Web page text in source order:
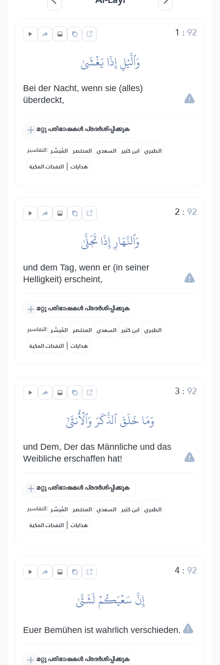
1 :92
وَٱلَّيۡلِ إِذَا يَغۡشَىٰ
Bei der Nacht, wenn sie (alles)
überdeckt,
മറ്റു പരിഭാഷകൾ പ്രദർശിപ്പിക്കുക
التفاسير: المُيسَّر المختصر السعدي ابن كثير الطبري
النفحات المكية | هدايات
2 :92
وَٱلنَّهَارِ إِذَا تَجَلَّىٰ
und dem Tag, wenn er (in seiner
Helligkeit) erscheint,
മറ്റു പരിഭാഷകൾ പ്രദർശിപ്പിക്കുക
التفاسير: المُيسَّر المختصر السعدي ابن كثير الطبري
النفحات المكية | هدايات
3 :92
وَمَا خَلَقَ ٱلذَّكَرَ وَٱلۡأُنثَىٰٓ
und Dem, Der das Männliche und das
Weibliche erschaffen hat!
മറ്റു പരിഭാഷകൾ പ്രദർശിപ്പിക്കുക
التفاسير: المُيسَّر المختصر السعدي ابن كثير الطبري
النفحات المكية | هدايات
4:92
إِنَّ سَعۡيَكُمۡ لَشَتَّىٰ
Euer Bemühen ist wahrlich verschieden.
മറ്റു പരിഭാഷകൾ പ്രദർശിപ്പിക്കുക